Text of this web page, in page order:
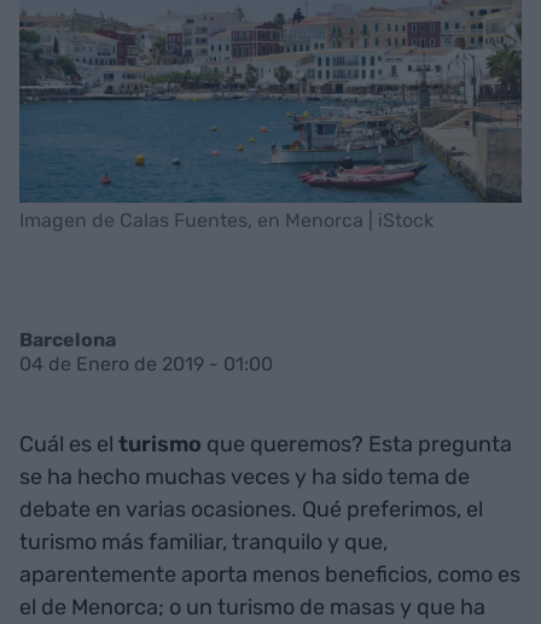
Imagen de Calas Fuentes, en Menorca | iStock
Barcelona
04 de Enero de 2019 - 01:00
Cuál es el turismo que queremos? Esta pregunta
se ha hecho muchas veces y ha sido tema de
debate en varias ocasiones. Qué preferimos, el
turismo más familiar, tranquilo y que,
aparentemente aporta menos beneficios, como es
el de Menorca; o un turismo de masas y que ha